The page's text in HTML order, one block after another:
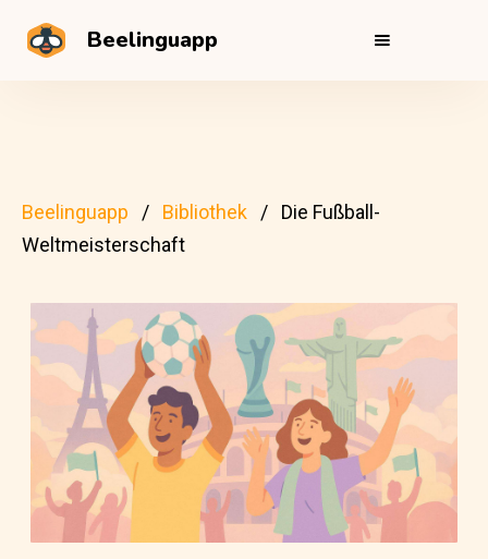
Beelinguapp
Beelinguapp Bibliothek
Die Fußball-
Weltmeisterschaft